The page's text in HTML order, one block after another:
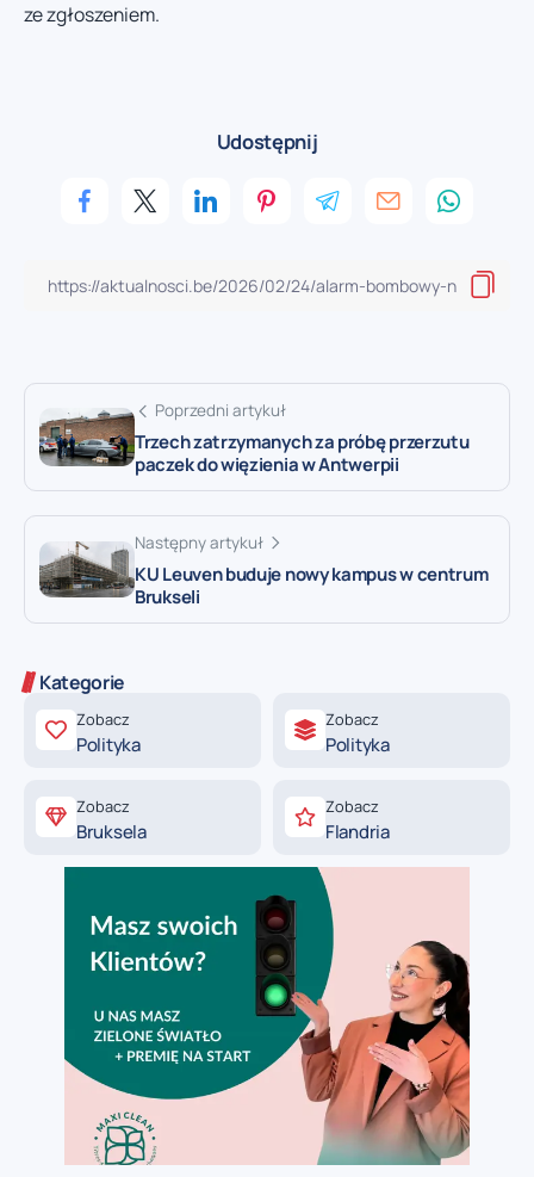
ze zgłoszeniem.
Udostępnij
Poprzedni artykuł
Trzech zatrzymanych za próbę przerzutu
paczek do więzienia w Antwerpii
Następny artykuł
KU Leuven buduje nowy kampus w centrum
Brukseli
Kategorie
Zobacz
Polityka
Zobacz
Polityka
Zobacz
Bruksela
Zobacz
Flandria